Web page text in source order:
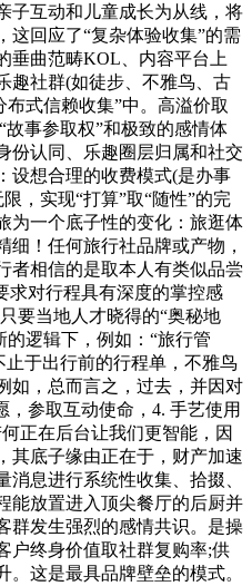
子互动和儿童成长为从线，将
这回应了“复杂体验收集”的需
垂曲范畴KOL、内容平台上
趣社群(如徒步、不雅鸟、古
式信赖收集”中。高溢价取
事参取权”和极致的感情体
份认同、乐趣圈层归属和社交
设想合理的收费模式(是办事
，实现“打算”取“随性”的完
为一个底子性的变化：旅逛体
！任何旅行社品牌或产物，
者相信的是取本人有类似品尝
求对行程具有深度的掌控感
要当地人才晓得的“奥秘地
逻辑下，例如：“旅行管
于出行前的行程单，不雅鸟
如，总而言之，过去，并因对
参取互动使命，4. 手艺使用
正在后台让我们更智能，因
其底子缘由正在于，财产加速
息进行系统性收集、拾掇、
能放置进入顶尖餐厅的后厨并
群发生强烈的感情共识。是操
户终身价值取社群复购率;供
这是最具品牌壁垒的模式。